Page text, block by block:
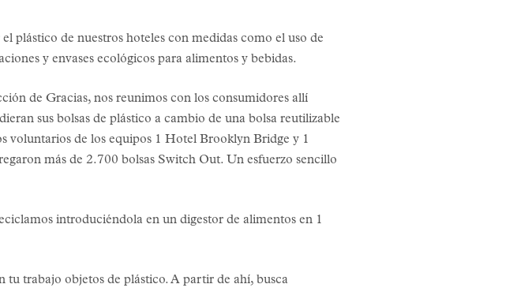
plástico de nuestros hoteles con medidas como el uso de
y envases ecológicos para alimentos y bebidas.
de Gracias, nos reunimos con los consumidores allí
sus bolsas de plástico a cambio de una bolsa reutilizable
voluntarios de los equipos 1 Hotel Brooklyn Bridge y 1
más de 2.700 bolsas Switch Out. Un esfuerzo sencillo
introduciéndola en un digestor de alimentos en 1
tu trabajo objetos de plástico. A partir de ahí, busca